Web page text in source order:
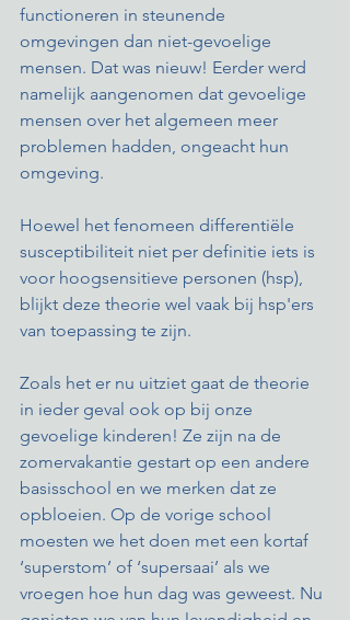
functioneren in steunende
omgevingen dan niet-gevoelige
mensen. Dat was nieuw! Eerder werd
namelijk aangenomen dat gevoelige
mensen over het algemeen meer
problemen hadden, ongeacht hun
omgeving.
Hoewel het fenomeen differentiële
susceptibiliteit niet per definitie iets is
voor hoogsensitieve personen (hsp),
blijkt deze theorie wel vaak bij hsp'ers
van toepassing te zijn.
Zoals het er nu uitziet gaat de theorie
in ieder geval ook op bij onze
gevoelige kinderen! Ze zijn na de
zomervakantie gestart op een andere
basisschool en we merken dat ze
opbloeien. Op de vorige school
moesten we het doen met een kortaf
‘superstom’ of ‘supersaai’ als we
vroegen hoe hun dag was geweest. Nu